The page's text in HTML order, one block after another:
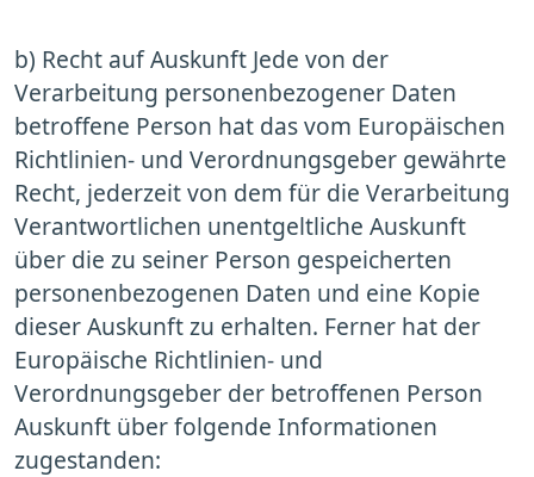
b) Recht auf Auskunft Jede von der
Verarbeitung personenbezogener Daten
betroffene Person hat das vom Europäischen
Richtlinien- und Verordnungsgeber gewährte
Recht, jederzeit von dem für die Verarbeitung
Verantwortlichen unentgeltliche Auskunft
über die zu seiner Person gespeicherten
personenbezogenen Daten und eine Kopie
dieser Auskunft zu erhalten. Ferner hat der
Europäische Richtlinien- und
Verordnungsgeber der betroffenen Person
Auskunft über folgende Informationen
zugestanden: